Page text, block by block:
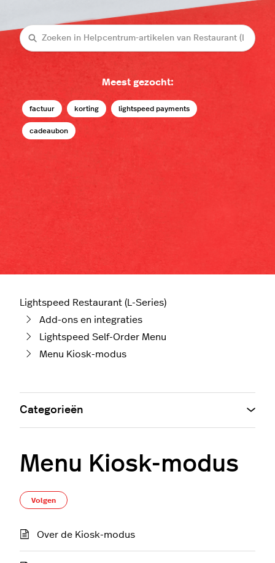
Zoeken
Meest gezocht:
factuur korting lightspeed payments
cadeaubon
Lightspeed Restaurant (L-Series)
Add-ons en integraties
Lightspeed Self-Order Menu
Menu Kiosk-modus
Menu Kiosk-modus
Volgen
Over de Kiosk-modus
Categorieën